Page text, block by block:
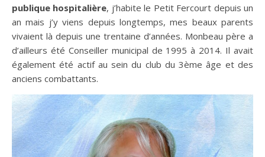
publique hospitalière, j’habite le Petit Fercourt depuis un
an mais j’y viens depuis longtemps, mes beaux parents
vivaient là depuis une trentaine d’années. Monbeau père a
d’ailleurs été Conseiller municipal de 1995 à 2014. Il avait
également été actif au sein du club du 3ème âge et des
anciens combattants.